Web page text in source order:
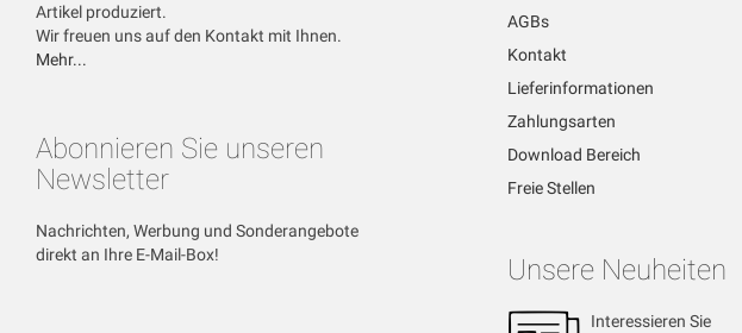
Artikel produziert.
Wir freuen uns auf den Kontakt mit Ihnen.
Mehr...
Abonnieren Sie unseren
Newsletter
Nachrichten, Werbung und Sonderangebote
direkt an Ihre E-Mail-Box!
AGBs
Kontakt
Lieferinformationen
Zahlungsarten
Download Bereich
Freie Stellen
Unsere Neuheiten
Interessieren Sie